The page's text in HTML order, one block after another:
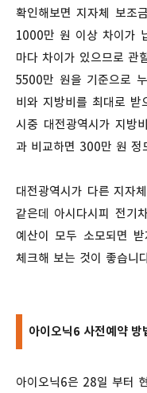
확인해보면 지자체 보조
1000만 원 이상 차이가
마다 차이가 있으므로 관
5500만 원을 기준으로
비와 지방비를 최대로
시중 대전광역시가 지방
과 비교하면 300만 원 정
대전광역시가 다른 지자
같은데 아시다시피 전기
예산이 모두 소모되면
체크해 보는 것이 좋습니
아이오닉6 사전예약 방
아이오닉6은 28일 부터